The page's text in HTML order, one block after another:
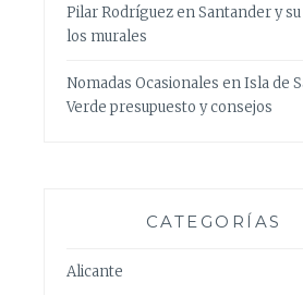
Pilar RodríguezenSantander y su
los murales
Nomadas Ocasionales enIsla de
Verde presupuesto y consejos
CATEGORÍAS
Alicante